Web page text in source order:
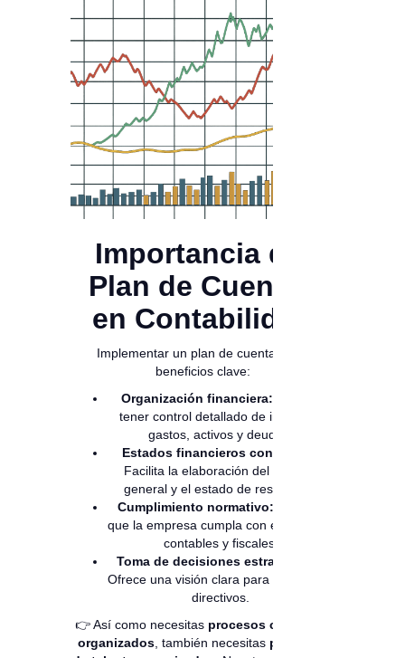
Importancia del
Plan de Cuentas
en Contabilidad
Implementar un plan de cuentas trae
beneficios clave:
Organización financiera:
tener control detallado de ingresos,
gastos, activos y deudas.
Estados financieros confiables:
Facilita la elaboración del balance
general y el estado de resultados.
Cumplimiento normativo:
que la empresa cumpla con estándares
contables y fiscales.
Toma de decisiones estratégicas:
Ofrece una visión clara para gerentes y
directivos.
👉 Así como necesitas procesos contables
organizados , también necesitas procesos